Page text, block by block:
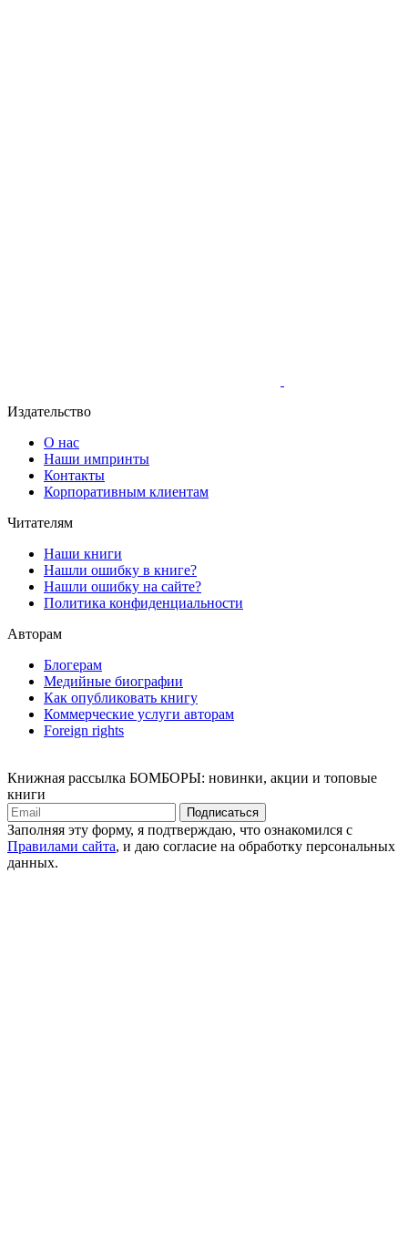
Издательство
О нас
Наши импринты
Контакты
Корпоративным клиентам
Читателям
Наши книги
Нашли ошибку в книге?
Нашли ошибку на сайте?
Политика конфиденциальности
Авторам
Блогерам
Медийные биографии
Как опубликовать книгу
Коммерческие услуги авторам
Foreign rights
Книжная рассылка БОМБОРЫ: новинки, акции и топовые
книги
Подписаться
Заполняя эту форму, я подтверждаю, что ознакомился с
Правилами сайта, и даю согласие на обработку персональных
данных.